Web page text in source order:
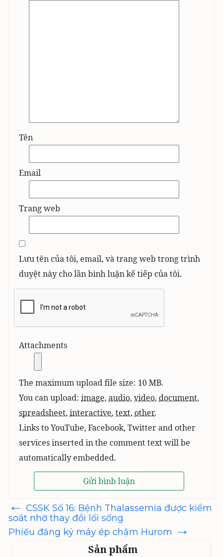
Tên
Email
Trang web
Lưu tên của tôi, email, và trang web trong trình
duyệt này cho lần bình luận kế tiếp của tôi.
Attachments
The maximum upload file size: 10 MB.
You can upload: image, audio, video, document,
spreadsheet, interactive, text, other.
Links to YouTube, Facebook, Twitter and other
services inserted in the comment text will be
automatically embedded.
Điều
hướng
bài
viết
← CSSK Số 16: Bệnh Thalassemia được kiểm
soát nhờ thay đổi lối sống
Phiếu đăng ký máy ép chậm Hurom →
Sản phẩm